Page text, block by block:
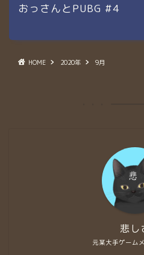
おっさんとPUBG #4
HOME 2020年 9月
元某大手ゲーム
悲し